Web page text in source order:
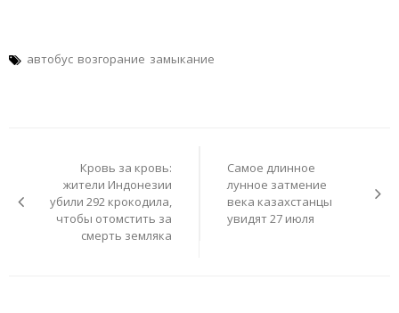
автобус возгорание замыкание
Кровь за кровь:
жители Индонезии
убили 292 крокодила,
чтобы отомстить за
смерть земляка
Самое длинное
лунное затмение
века казахстанцы
увидят 27 июля